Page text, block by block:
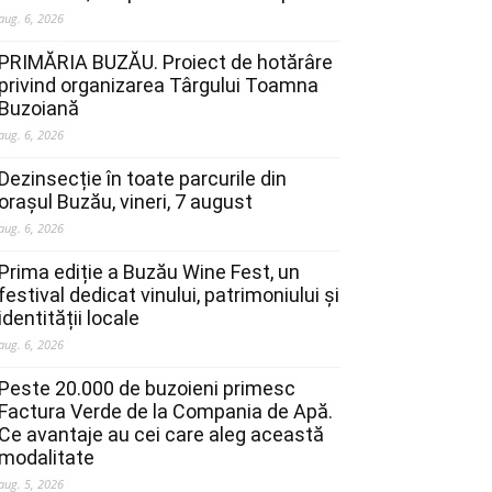
6, 2026
BUZĂU. Proiect de hotărâre
organizarea Târgului Toamna
6, 2026
în toate parcurile din
Buzău, vineri, 7 august
6, 2026
ediție a Buzău Wine Fest, un
dedicat vinului, patrimoniului și
locale
6, 2026
20.000 de buzoieni primesc
Verde de la Compania de Apă.
avantaje au cei care aleg această
5, 2026